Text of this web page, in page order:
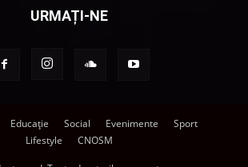
URMAȚI-NE
Educație Social Evenimente
Sport
Lifestyle
CNOSM